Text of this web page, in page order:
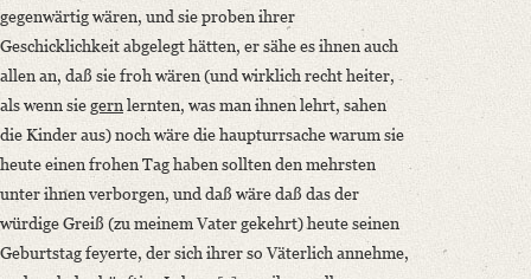
gegenwärtig wären, und sie proben ihrer
Geschicklichkeit abgelegt hätten, er sähe es ihnen auch
allen an, daß sie froh wären (und wirklich recht heiter,
als wenn siegernlernten, was man ihnen lehrt, sahen
die Kinder aus) noch wäre die haupturrsache warum sie
heute einen frohen Tag haben sollten den mehrsten
unter ihnen verborgen, und daß wäre daß das der
würdige Greiß (zu meinem Vater gekehrt) heute seinen
Geburtstag feyerte, der sich ihrer so Väterlich annehme,